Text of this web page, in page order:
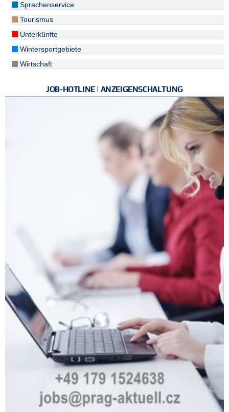
Sprachenservice
Tourismus
Unterkünfte
Wintersportgebiete
Wirtschaft
JOB-HOTLINE | ANZEIGENSCHALTUNG